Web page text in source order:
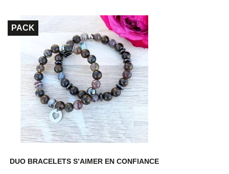
DUO BRACELETS S’AIMER EN CONFIANCE
PACK